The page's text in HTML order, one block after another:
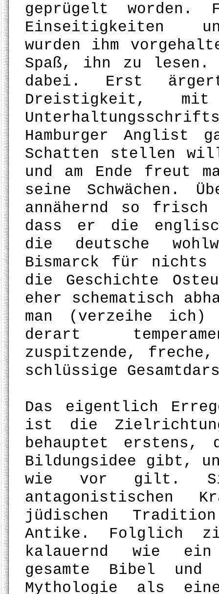
geprügelt worden.
Einseitigkeiten
wurden ihm
Spaß, ihn zu lesen.
dabei. Erst
Dreistigkeit,
Hamburger Anglist
Schatten stellen
und am Ende freut
seine Schwächen.
annähernd so frisch
dass er die
die deutsche
Bismarck für
die Geschichte
eher schematisch
man (verzeihe
derart
zuspitzende,
schlüssige
Das eigentlich
ist die
behauptet erstens,
Bildungsidee gibt,
wie vor gilt.
antagonistischen
jüdischen
Antike. Folglich
kalauernd wie
gesamte Bibel und
Mythologie als